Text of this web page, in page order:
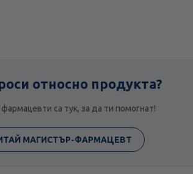
относно продукта?
са тук, за да ти помогнат!
МАГИСТЪР-ФАРМАЦЕВТ